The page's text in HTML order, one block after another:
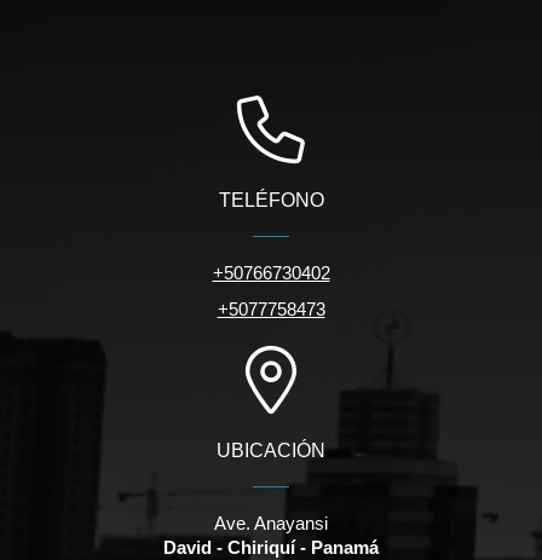
TELÉFONO
+50766730402
+5077758473
UBICACIÓN
Ave. Anayansi
David - Chiriquí - Panamá